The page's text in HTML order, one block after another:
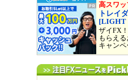
高スワッ
トレイ
[LIGHT
ザイFX
もらえ
キャンペ